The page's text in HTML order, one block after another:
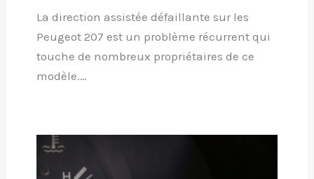
La direction assistée défaillante sur les
Peugeot 207 est un problème récurrent qui
touche de nombreux propriétaires de ce
modèle.…